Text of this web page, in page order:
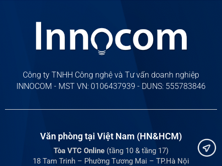
Công ty TNHH Công nghệ và Tư vấn doanh nghiệp
INNOCOM - MST VN: 0106437939 - DUNS: 555783846
Văn phòng tại Việt Nam (HN&HCM)
Tòa VTC Online (tầng 10 & tầng 17)
18 Tam Trinh – Phường Tương Mai – TP.Hà Nội